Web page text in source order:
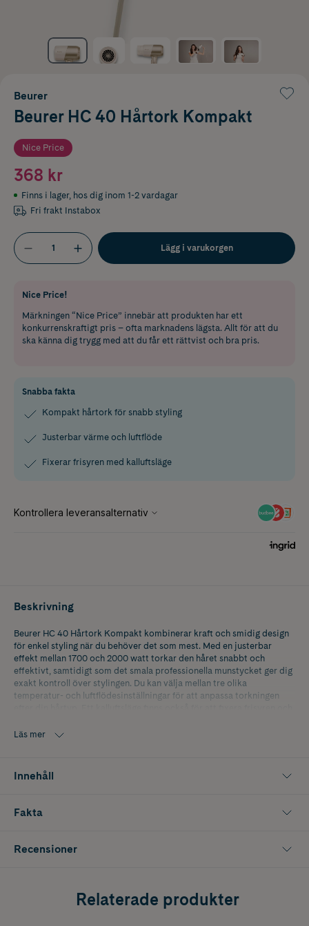
Beurer
Beurer HC 40 Hårtork Kompakt
Nice Price
368 kr
Finns i lager, hos dig inom 1-2 vardagar
Fri frakt Instabox
Lägg i varukorgen
Nice Price!
Märkningen “Nice Price” innebär att produkten har ett
konkurrenskraftigt pris – ofta marknadens lägsta. Allt för att du
ska känna dig trygg med att du får ett rättvist och bra pris.
Snabba fakta
Kompakt hårtork för snabb styling
Justerbar värme och luftflöde
Fixerar frisyren med kalluftsläge
Beskrivning
Beurer HC 40 Hårtork Kompakt kombinerar kraft och smidig design
för enkel styling när du behöver det som mest. Med en justerbar
effekt mellan 1700 och 2000 watt torkar den håret snabbt och
effektivt, samtidigt som det smala professionella munstycket ger dig
exakt kontroll över stylingen. Du kan välja mellan tre olika
temperatur- och luftflödesinställningar för att anpassa torkningen
det avtagbara filtret förenklar rengöringen. För praktisk förvaring
vill.
Läs mer
Innehåll
Fakta
Recensioner
Relaterade produkter